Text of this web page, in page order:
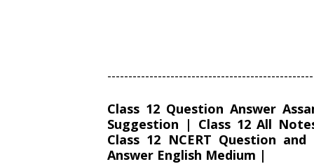
Class 12 Question Answer
Suggestion | Class 12 All
Class 12 NCERT Question
Answer English Medium |